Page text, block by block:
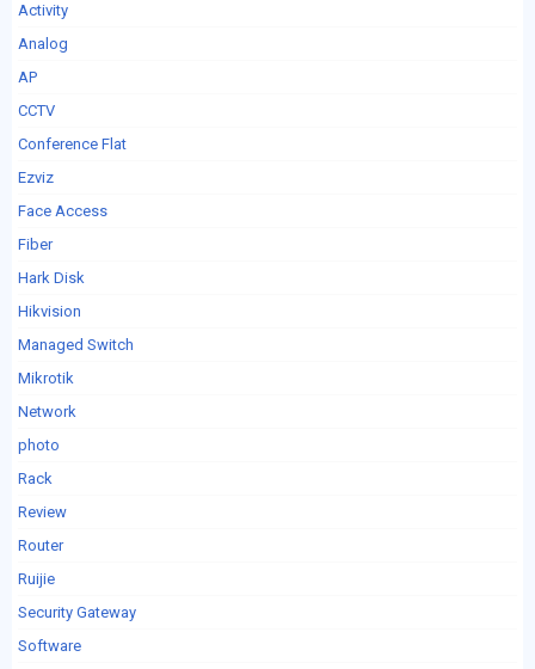
Activity
Analog
AP
CCTV
Conference Flat
Ezviz
Face Access
Fiber
Hark Disk
Hikvision
Managed Switch
Mikrotik
Network
photo
Rack
Review
Router
Ruijie
Security Gateway
Software